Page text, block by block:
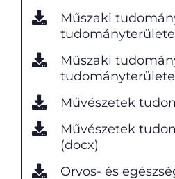
Műszaki
Műszaki
tudományterülete
Művészetek
Művészetek
(docx)
Orvos- és